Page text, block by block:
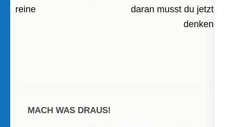
reine
daran musst du jetzt
denken
MACH WAS DRAUS!